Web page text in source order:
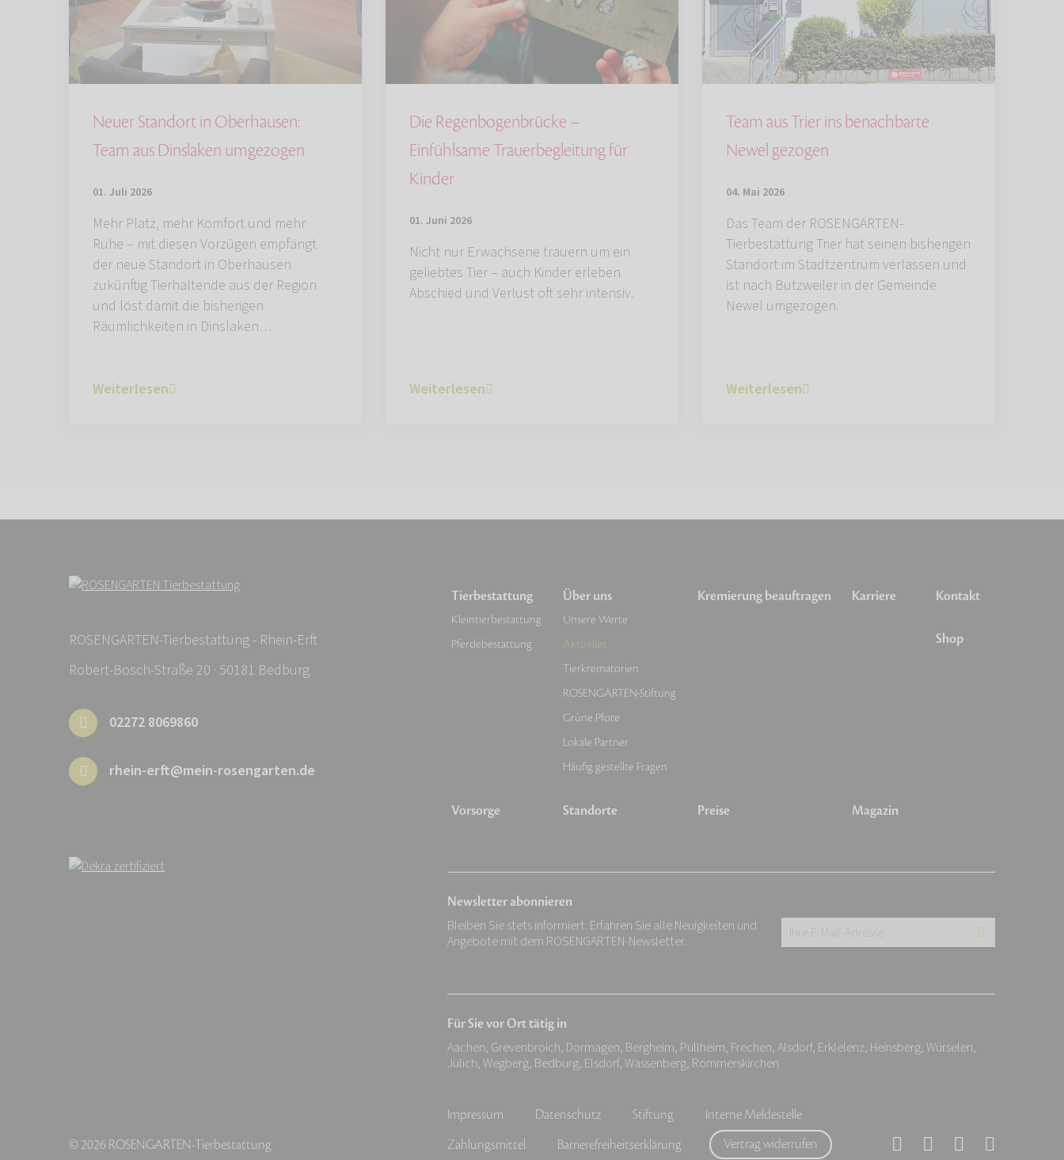
Neuer Standort in Oberhausen:
Team aus Dinslaken umgezogen
01. Juli 2026
Mehr Platz, mehr Komfort und mehr
Ruhe – mit diesen Vorzügen empfängt
der neue Standort in Oberhausen
zukünftig Tierhaltende aus der Region
und löst damit die bisherigen
Räumlichkeiten in Dinslaken…
Weiterlesen
Die Regenbogenbrücke –
Einfühlsame Trauerbegleitung für
Kinder
01. Juni 2026
Nicht nur Erwachsene trauern um ein
geliebtes Tier – auch Kinder erleben
Abschied und Verlust oft sehr intensiv.
Weiterlesen
Team aus Trier ins benachbarte
Newel gezogen
04. Mai 2026
Das Team der ROSENGARTEN-
Tierbestattung Trier hat seinen bisherigen
Standort im Stadtzentrum verlassen und
ist nach Butzweiler in der Gemeinde
Newel umgezogen.
Weiterlesen
ROSENGARTEN-Tierbestattung - Rhein-Erft
Robert-Bosch-Straße 20 · 50181 Bedburg
02272 8069860
rhein-erft@mein-rosengarten.de
Tierbestattung
Kleintierbestattung
Pferdebestattung
Vorsorge
Über uns
Unsere Werte
Aktuelles
Tierkrematorien
ROSENGARTEN-Stiftung
Grüne Pfote
Lokale Partner
Häufig gestellte Fragen
Standorte
Kremierung beauftragen
Preise
Karriere
Magazin
Kontakt
Shop
Newsletter abonnieren
Bleiben Sie stets informiert. Erfahren Sie alle Neuigkeiten und
Angebote mit dem ROSENGARTEN-Newsletter.
Für Sie vor Ort tätig in
Aachen, Grevenbroich, Dormagen, Bergheim, Pullheim, Frechen, Alsdorf, Erklelenz, Heinsberg, Würselen,
Jülich, Wegberg, Bedburg, Elsdorf, Wassenberg, Rommerskirchen
Impressum Datenschutz Stiftung
Interne Meldestelle
Zahlungsmittel
Barrierefreiheitserklärung Vertrag widerrufen
© 2026 ROSENGARTEN-Tierbestattung